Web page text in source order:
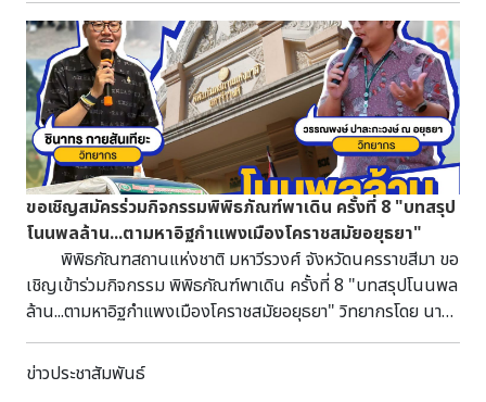
กรกฎาคม ๒๕๖๙ ตั้งแต่เวลา ๐๙.๐๐ น. จนกว่าที่นั่งจะเต็ม ติดต่อ
สอบถามรายละเอียดเพิ่มเติม (วันและเวลาราชการ) โทร. ๐ ๒๒๒๑
๖๕๓๒, ๐ ๒๒๒๔ ๑๓๔๒
ขอเชิญสมัครร่วมกิจกรรมพิพิธภัณฑ์พาเดิน ครั้งที่ 8 "บทสรุป
โนนพลล้าน...ตามหาอิฐกำแพงเมืองโคราชสมัยอยุธยา"
พิพิธภัณฑสถานแห่งชาติ มหาวีรวงศ์ จังหวัดนครราขสีมา ขอ
เชิญเข้าร่วมกิจกรรม พิพิธภัณฑ์พาเดิน ครั้งที่ 8 "บทสรุปโนนพล
ล้าน...ตามหาอิฐกำแพงเมืองโคราชสมัยอยุธยา" วิทยากรโดย นาย
ชินาทร กายสันเทียะ กรรมการวิชาการและผู้ช่วยเลขานุการ คณะ
กรรมการบริหารครูผู้สอนประวัติศาสตร์ชาติไทย ครู ก จังหวัด
ข่าวประชาสัมพันธ์